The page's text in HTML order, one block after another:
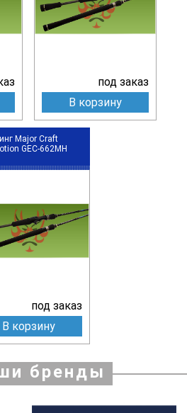
под заказ
В корзину
Major Craft
GEC-662MH
под заказ
В корзину
бренды